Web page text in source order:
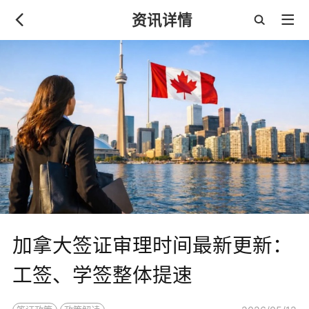
资讯详情
加拿大签证审理时间最新更新：
工签、学签整体提速